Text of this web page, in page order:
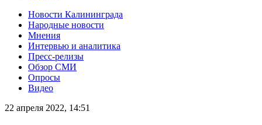
Новости Калининграда
Народные новости
Мнения
Интервью и аналитика
Пресс-релизы
Обзор СМИ
Опросы
Видео
22 апреля 2022, 14:51